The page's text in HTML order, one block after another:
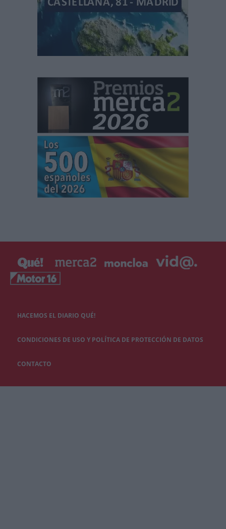
HACEMOS EL DIARIO QUÉ!
CONDICIONES DE USO Y POLÍTICA DE PROTECCIÓN DE DATOS
CONTACTO